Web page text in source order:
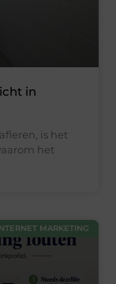
in
is het
het
MARKETING